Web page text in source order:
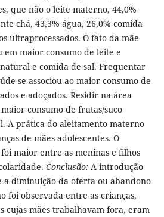
que não o leite materno, 44,0%
chá, 43,3% água, 26,0% comida
ultraprocessados. O fato da mãe
maior consumo de leite e
e comida de sal. Frequentar
se associou ao maior consumo de
e adoçados. Residir na área
consumo de frutas/suco
A prática do aleitamento materno
de mães adolescentes. O
maior entre as meninas e filhos
Conclusão:A introdução
a diminuição da oferta ou abandono
foi observada entre as crianças,
cujas mães trabalhavam fora, eram